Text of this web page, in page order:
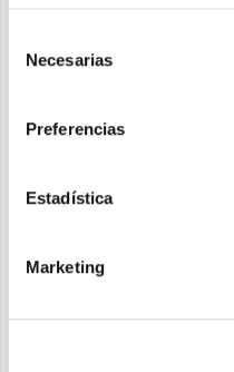
Necesarias
Preferencias
Estadística
Marketing
función enfriamiento.
Clase de enfriamiento
Gas refrigerante
Layout interno de
optimizado para
Amplia tapa para
del aire en el
Equipado con filtro